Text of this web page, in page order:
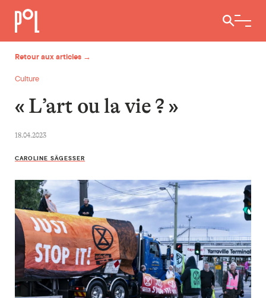
Ouvrir /
Retour aux articles →
Culture
« L’art ou la vie ? »
18.04.2023
CAROLINE SÄGESSER